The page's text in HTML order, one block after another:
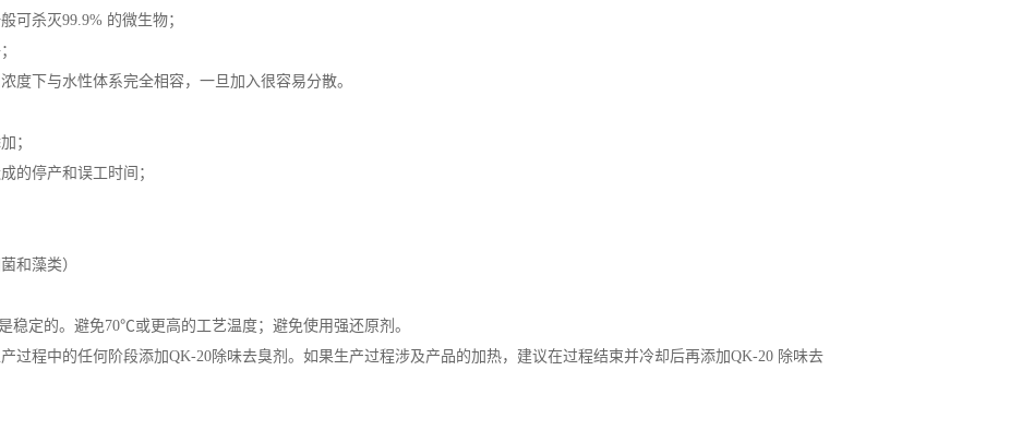
可杀灭99.9% 的微生物；
度下与水性体系完全相容，一旦加入很容易分散。
；
的停产和误工时间；
和藻类）
稳定的。避免70℃或更高的工艺温度；避免使用强还原剂。
过程中的任何阶段添加QK-20除味去臭剂。如果生产过程涉及产品的加热，建议在过程结束并冷却后再添加QK-20 除味去